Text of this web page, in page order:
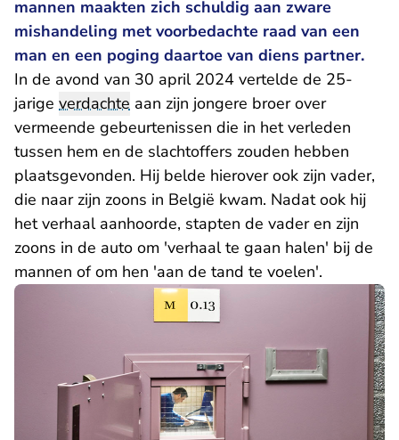
mannen maakten zich schuldig aan zware
mishandeling met voorbedachte raad van een
man en een poging daartoe van diens partner.
In de avond van 30 april 2024 vertelde de 25-
jarige verdachte aan zijn jongere broer over
vermeende gebeurtenissen die in het verleden
tussen hem en de slachtoffers zouden hebben
plaatsgevonden. Hij belde hierover ook zijn vader,
die naar zijn zoons in België kwam. Nadat ook hij
het verhaal aanhoorde, stapten de vader en zijn
zoons in de auto om 'verhaal te gaan halen' bij de
mannen of om hen 'aan de tand te voelen'.